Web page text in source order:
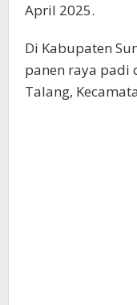
April 2025.
Di Kabupaten
panen raya padi
Talang,